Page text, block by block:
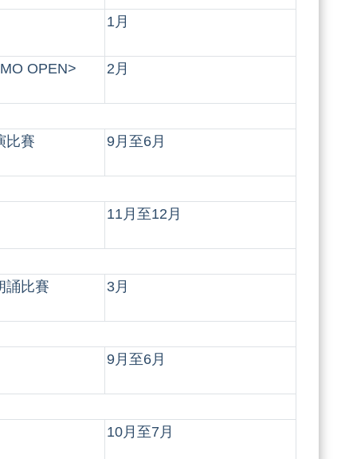
1月
OPEN> 2月
比賽 9月至6月
11月至12月
誦比賽 3月
9月至6月
10月至7月